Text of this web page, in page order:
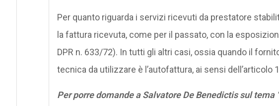
Per quanto riguarda i servizi ricevuti da prestatore
la fattura ricevuta, come per il passato, con la
DPR n. 633/72). In tutti gli altri casi, ossia quando il
tecnica da utilizzare è l’autofattura, ai sensi dell’articolo
Per porre domande a Salvatore De Benedictis sul tema